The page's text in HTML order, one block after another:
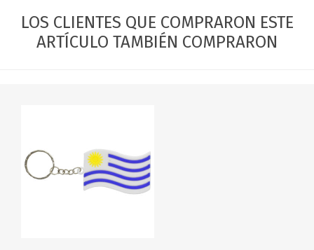
LOS CLIENTES QUE COMPRARON ESTE
ARTÍCULO TAMBIÉN COMPRARON